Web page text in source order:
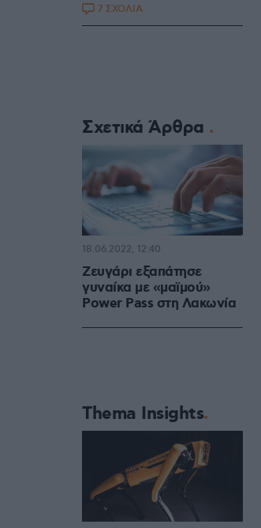
7 ΣΧΟΛΙΑ
Σχετικά Άρθρα
Ζευγάρι εξαπάτησε
γυναίκα με «μαϊμού»
Power Pass στη Λακωνία
18.06.2022, 12:40
Thema Insights